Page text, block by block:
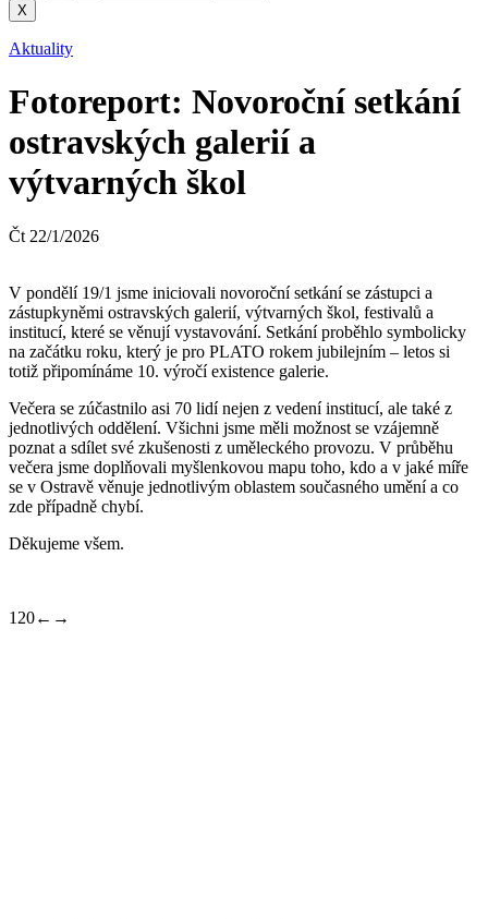
X
Aktuality
Fotoreport: Novoroční setkání
ostravských galerií a
výtvarných škol
Čt 22/1/2026
V pondělí 19/1 jsme iniciovali novoroční setkání se zástupci a
zástupkyněmi ostravských galerií, výtvarných škol, festivalů a
institucí, které se věnují vystavování. Setkání proběhlo symbolicky
na začátku roku, který je pro PLATO rokem jubilejním – letos si
totiž připomínáme 10. výročí existence galerie.
Večera se zúčastnilo asi 70 lidí nejen z vedení institucí, ale také z
jednotlivých oddělení. Všichni jsme měli možnost se vzájemně
poznat a sdílet své zkušenosti z uměleckého provozu. V průběhu
večera jsme doplňovali myšlenkovou mapu toho, kdo a v jaké míře
se v Ostravě věnuje jednotlivým oblastem současného umění a co
zde případně chybí.
Děkujeme všem.
1 20← →